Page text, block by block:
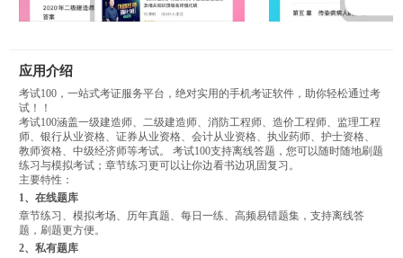
应用介绍
考试100，一站式考证服务平台，绝对实用的手机考证软件，助你轻松通过考
试！！
考试100涵盖一级建造师、二级建造师、消防工程师、造价工程师、监理工程
师、银行从业资格、证券从业资格、会计从业资格、执业药师、护士资格、
教师资格、中级经济师等考试。 考试100支持离线答题，您可以随时随地刷题
练习与模拟考试；章节练习更可以让你边看书边巩固复习。
主要特性：
1、在线题库
章节练习、模拟考场、历年真题、每日一练、高频易错题集，支持离线答
题，刷题更方便。
2、私有题库